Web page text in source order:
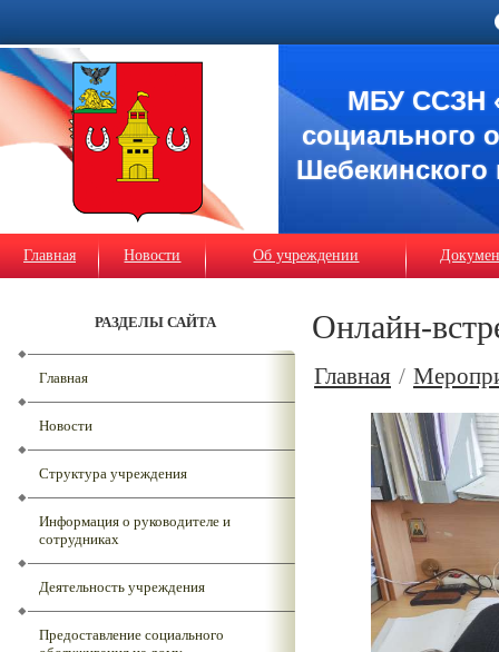
МБУ ССЗН
социального
Шебекинского
Главная Новости Об учреждении
РАЗДЕЛЫ САЙТА
Главная
Новости
Структура учреждения
Информация о руководителе и
сотрудниках
Деятельность учреждения
Предоставление социального
Онлайн-
Главная /